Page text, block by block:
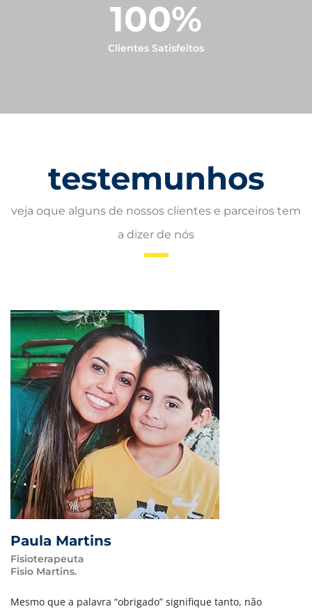
100%
Clientes Satisfeitos
testemunhos
veja oque alguns de nossos clientes e parceiros tem
a dizer de nós
Paula Martins
Fisioterapeuta
Fisio Martins.
Mesmo que a palavra “obrigado” signifique tanto, não